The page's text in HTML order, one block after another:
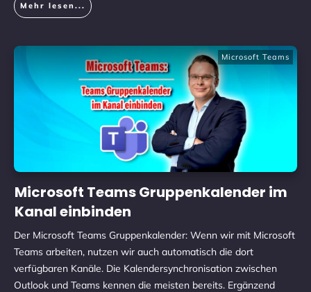
Mehr lesen...
Microsoft Teams
Microsoft Teams Gruppenkalender im
Kanal einbinden
Der Microsoft Teams Gruppenkalender: Wenn wir mit Microsoft
Teams arbeiten, nutzen wir auch automatisch die dort
verfügbaren Kanäle. Die Kalendersynchronisation zwischen
Outlook und Teams kennen die meisten bereits. Ergänzend